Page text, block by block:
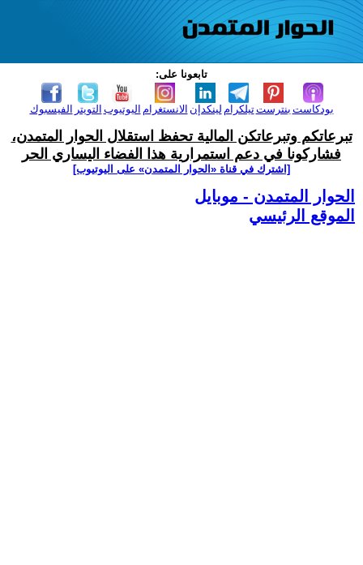
تابعونا على:
الفيسبوك التويتر اليوتيوب الانستغرام لينكدإن تيلكرامبنترست بودكاست
تبرعاتكم وتبرعاتكن المالية تحفظ استقلال الحوار المتمدن،
فشاركونا في دعم استمرارية هذا الفضاء اليساري الحر
[اشترك في قناة ‫«الحوار المتمدن» على اليوتيوب]
الحوار المتمدن - موبايل
الموقع الرئيسي